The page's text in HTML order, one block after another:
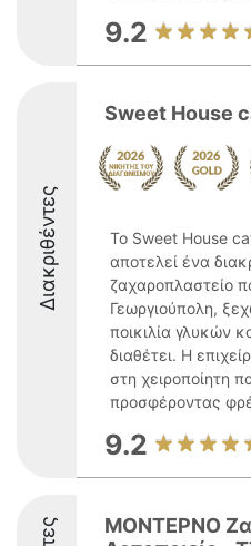
9.2
Διακριθέντες
Sweet House
Το Sweet House
αποτελεί ένα
ζαχαροπλαστείο
Γεωργιούπολη,
ποικιλία γλυκών
διαθέτει. Η
στη χειροποίητη
προσφέροντας
9.2
ΜΟΝΤΕΡΝΟ